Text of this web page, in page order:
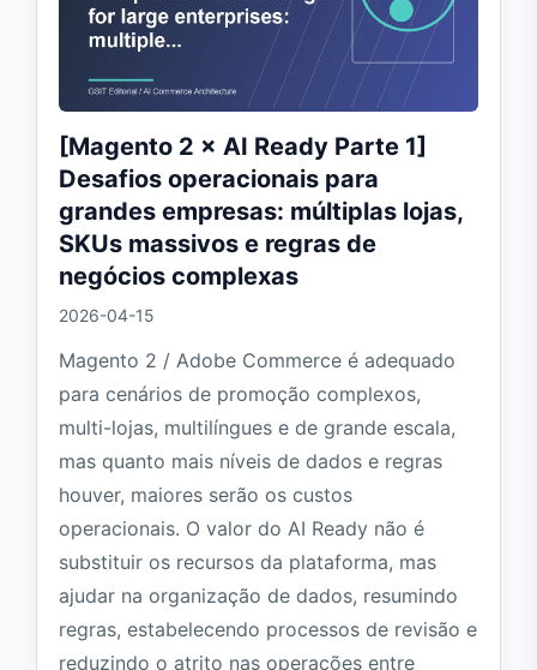
[Magento 2 × AI Ready Parte 1]
Desafios operacionais para
grandes empresas: múltiplas lojas,
SKUs massivos e regras de
negócios complexas
2026-04-15
Magento 2 / Adobe Commerce é adequado
para cenários de promoção complexos,
multi-lojas, multilíngues e de grande escala,
mas quanto mais níveis de dados e regras
houver, maiores serão os custos
operacionais. O valor do AI Ready não é
substituir os recursos da plataforma, mas
ajudar na organização de dados, resumindo
regras, estabelecendo processos de revisão e
reduzindo o atrito nas operações entre